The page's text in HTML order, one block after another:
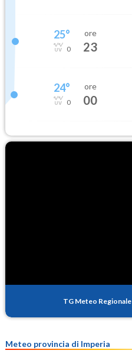
25°
0
ore
23
24°
0
ore
00
TG Meteo Regionale
Meteo provincia di Imperia